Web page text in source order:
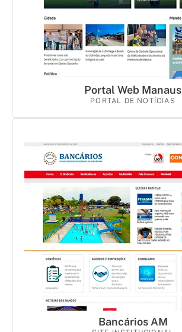
Portal Web Manaus
PORTAL DE NOTÍCIAS
Bancários AM